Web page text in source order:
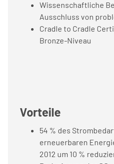
Wissenschaftliche
Ausschluss von
Cradle to Cradle
Bronze-Niveau
Vorteile
54 % des
erneuerbaren
2012 um 10 %